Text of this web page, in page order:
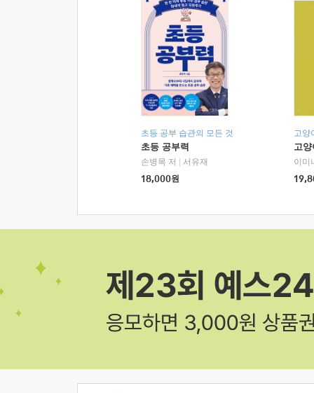
초등 공부 습관의 모든 것
초등 공부력
손병목 저
서유재
18,000원
고양
고
이미